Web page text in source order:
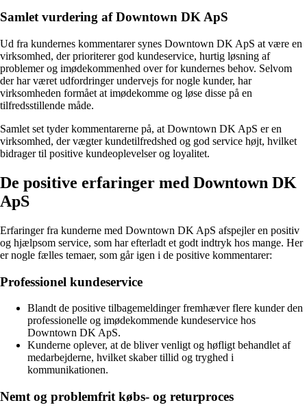
Samlet vurdering af Downtown DK ApS
Ud fra kundernes kommentarer synes Downtown DK ApS at være en
virksomhed, der prioriterer god kundeservice, hurtig løsning af
problemer og imødekommenhed over for kundernes behov. Selvom
der har været udfordringer undervejs for nogle kunder, har
virksomheden formået at imødekomme og løse disse på en
tilfredsstillende måde.
Samlet set tyder kommentarerne på, at Downtown DK ApS er en
virksomhed, der vægter kundetilfredshed og god service højt, hvilket
bidrager til positive kundeoplevelser og loyalitet.
De positive erfaringer med Downtown DK
ApS
Erfaringer fra kunderne med Downtown DK ApS afspejler en positiv
og hjælpsom service, som har efterladt et godt indtryk hos mange. Her
er nogle fælles temaer, som går igen i de positive kommentarer:
Professionel kundeservice
Blandt de positive tilbagemeldinger fremhæver flere kunder den
professionelle og imødekommende kundeservice hos
Downtown DK ApS.
Kunderne oplever, at de bliver venligt og høfligt behandlet af
medarbejderne, hvilket skaber tillid og tryghed i
kommunikationen.
Nemt og problemfrit købs- og returproces